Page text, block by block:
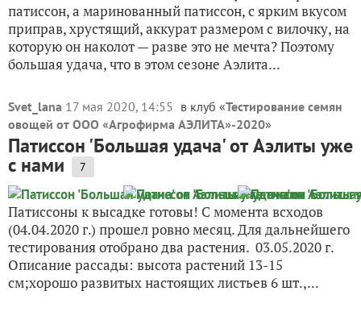
патиссон, а маринованный патиссон, с ярким вкусом
приправ, хрустящий, аккурат размером с вилочку, на
которую он наколот — разве это не мечта? Поэтому
большая удача, что в этом сезоне Аэлита...
Svet_lana 17 мая 2020, 14:55 в клуб «Тестирование семян
овощей от ООО «Агрофирма АЭЛИТА»-2020»
Патиссон 'Большая удача' от Аэлиты уже
с нами 7
Патиссоны к высадке готовы! С момента всходов
(04.04.2020 г.) прошел ровно месяц. Для дальнейшего
тестирования отобрано два растения. 03.05.2020 г.
Описание рассады: высота растений 13-15
см;хорошо развитых настоящих листьев 6 шт.,...